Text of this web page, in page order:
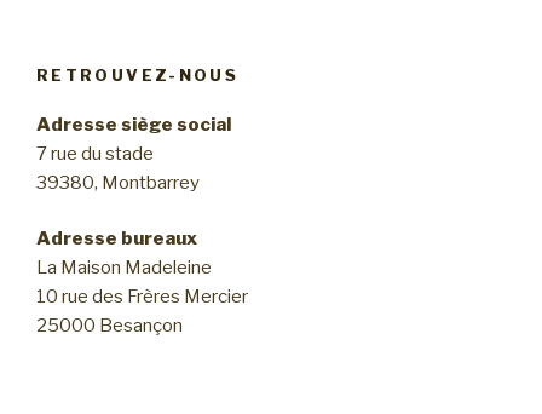
RETROUVEZ-NOUS
Adresse siège social
7 rue du stade
39380, Montbarrey
Adresse bureaux
La Maison Madeleine
10 rue des Frères Mercier
25000 Besançon